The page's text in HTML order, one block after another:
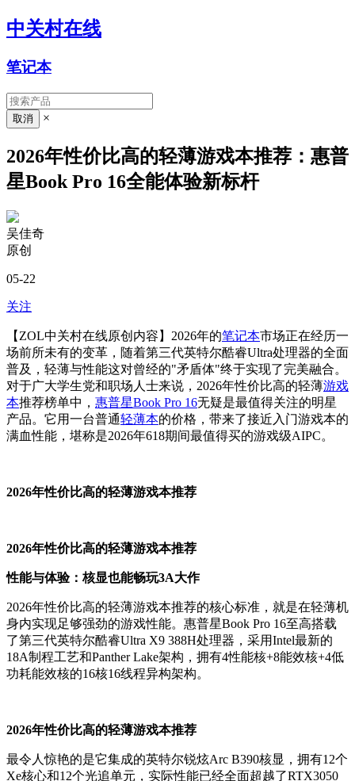
中关村在线
笔记本
×
2026年性价比高的轻薄游戏本推荐：惠普
星Book Pro 16全能体验新标杆
吴佳奇
原创
05-22
关注
【ZOL中关村在线原创内容】2026年的笔记本市场正在经历一
场前所未有的变革，随着第三代英特尔酷睿Ultra处理器的全面
普及，轻薄与性能这对曾经的"矛盾体"终于实现了完美融合。
对于广大学生党和职场人士来说，2026年性价比高的轻薄游戏
本推荐榜单中， 惠普星Book Pro 16无疑是最值得关注的明星
产品。它用一台普通轻薄本的价格，带来了接近入门游戏本的
满血性能，堪称是2026年618期间最值得买的游戏级AIPC。
2026年性价比高的轻薄游戏本推荐
2026年性价比高的轻薄游戏本推荐
性能与体验：核显也能畅玩3A大作
2026年性价比高的轻薄游戏本推荐的核心标准，就是在轻薄机
身内实现足够强劲的游戏性能。惠普星Book Pro 16至高搭载
了第三代英特尔酷睿Ultra X9 388H处理器，采用Intel最新的
18A制程工艺和Panther Lake架构，拥有4性能核+8能效核+4低
功耗能效核的16核16线程异构架构。
2026年性价比高的轻薄游戏本推荐
最令人惊艳的是它集成的英特尔锐炫Arc B390核显，拥有12个
Xe核心和12个光追单元，实际性能已经全面超越了RTX3050